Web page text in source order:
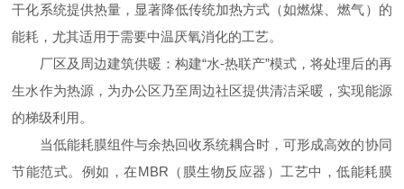
干化系统提供热量，显著降低传统加热方式（如燃煤、燃气）的
能耗，尤其适用于需要中温厌氧消化的工艺。
厂区及周边建筑供暖：构建“水-热联产”模式，将处理后的再
生水作为热源，为办公区乃至周边社区提供清洁采暖，实现能源
的梯级利用。
当低能耗膜组件与余热回收系统耦合时，可形成高效的协同
节能范式。例如，在MBR（膜生物反应器）工艺中，低能耗膜